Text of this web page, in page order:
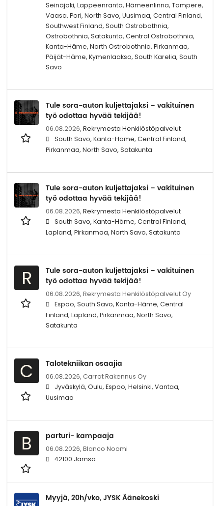
Seinäjoki, Lappeenranta, Hämeenlinna, Tampere,
Vaasa, Pori, North Savo, Uusimaa, Central Finland,
Southwest Finland, South Ostrobothnia,
Ostrobothnia, Satakunta, Central Ostrobothnia,
Kanta-Häme, North Ostrobothnia, Pirkanmaa,
Päijät-Häme, Kymenlaakso, South Karelia, South
Savo
Tule sora-auton kuljettajaksi – vakituinen
työ odottaa hyvää tekijää!
06.08.2026, Rekrymesta Henkilöstöpalvelut
South Savo, Kanta-Häme, Central Finland,
Pirkanmaa, North Savo, Satakunta
Tule sora-auton kuljettajaksi – vakituinen
työ odottaa hyvää tekijää!
06.08.2026, Rekrymesta Henkilöstöpalvelut
South Savo, Kanta-Häme, Central Finland,
Lapland, Pirkanmaa, North Savo, Satakunta
R
Tule sora-auton kuljettajaksi – vakituinen
työ odottaa hyvää tekijää!
06.08.2026, Rekrymesta Henkilöstöpalvelut Oy
Espoo, South Savo, Kanta-Häme, Central
Finland, Lapland, Pirkanmaa, North Savo,
Satakunta
C Talotekniikan osaajia
06.08.2026, Carrot Rakennus Oy
Jyväskylä, Oulu, Espoo, Helsinki, Vantaa,
Uusimaa
B parturi- kampaaja
06.08.2026, Blanco Noomi
42100 Jämsä
Myyjä, 20h/vko, JYSK Äänekoski